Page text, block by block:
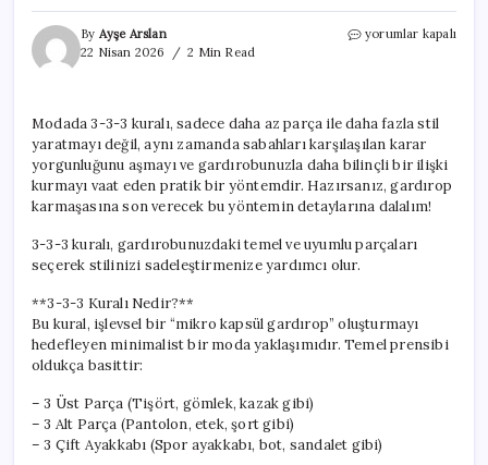
By Ayşe Arslan
22 Nisan 2026
2 Min Read
Modada
ile
9
Parça
ile
Sonsuz
Oluşturmanın
Yolları
yorumlar kapalı
Modada 3-3-3 kuralı, sadece daha az parça ile daha fazla stil
yaratmayı değil, aynı zamanda sabahları karşılaşılan karar
yorgunluğunu aşmayı ve gardırobunuzla daha bilinçli bir ilişki
kurmayı vaat eden pratik bir yöntemdir. Hazırsanız, gardırop
karmaşasına son verecek bu yöntemin detaylarına dalalım!
3-3-3 kuralı, gardırobunuzdaki temel ve uyumlu parçaları
seçerek stilinizi sadeleştirmenize yardımcı olur.
**3-3-3 Kuralı Nedir?**
Bu kural, işlevsel bir “mikro kapsül gardırop” oluşturmayı
hedefleyen minimalist bir moda yaklaşımıdır. Temel prensibi
oldukça basittir:
– 3 Üst Parça (Tişört, gömlek, kazak gibi)
– 3 Alt Parça (Pantolon, etek, şort gibi)
– 3 Çift Ayakkabı (Spor ayakkabı, bot, sandalet gibi)